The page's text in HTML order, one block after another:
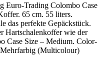
Euro-Trading Colombo Case
65 cm. 55 liters.
das perfekte Gepäckstück.
Hartschalenkoffer wie der
Case Size – Medium. Color-
(Multicolour)